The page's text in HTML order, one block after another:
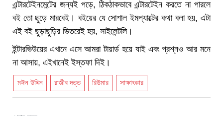
এন্টারটেইনমেন্টের জন্যই পড়ে, ঠিকঠাকভাবে এন্টারটেইন করতে না পারলে
বই তো ছুড়ে মারবেই। বইয়ের যে সোশাল ইমপ্যাক্টের কথা বলা হয়, এটা
এই বই ছুড়াছুড়ির ভিতরেই হয়, সাইলেন্টলি।
ইন্টারভিউয়ের এখানে এসে আমরা টায়ার্ড হয়ে যাই এবং প্রশ্নও আর মনে
না আসায়, এইখানেই ইস্তফা দিই।
মঈন উদ্দিন রাজীব দত্ত রিউমার সাক্ষাৎকার